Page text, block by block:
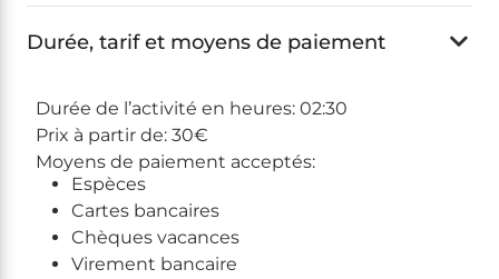
Durée, tarif et moyens de paiement
Durée de l’activité en heures: 02:30
Prix à partir de: 30€
Moyens de paiement acceptés:
Espèces
Cartes bancaires
Chèques vacances
Virement bancaire